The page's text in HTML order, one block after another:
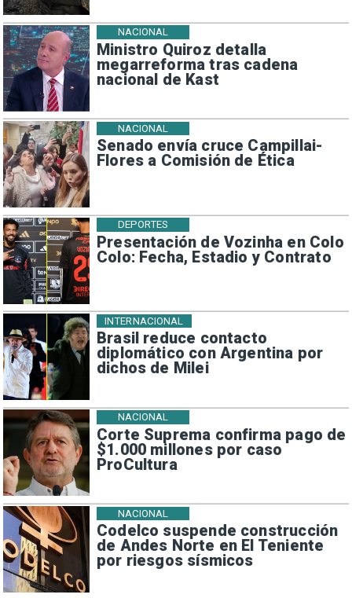
Ministro Quiroz detalla
megarreforma tras cadena
nacional de Kast
NACIONAL
Senado envía cruce Campillai-
Flores a Comisión de Ética
NACIONAL
Presentación de Vozinha en Colo
Colo: Fecha, Estadio y Contrato
DEPORTES
Brasil reduce contacto
diplomático con Argentina por
dichos de Milei
INTERNACIONAL
Corte Suprema confirma pago de
$1.000 millones por caso
ProCultura
NACIONAL
Codelco suspende construcción
de Andes Norte en El Teniente
por riesgos sísmicos
NACIONAL